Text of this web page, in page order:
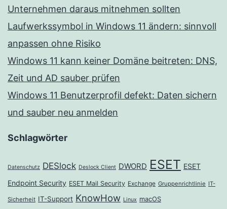
Unternehmen daraus mitnehmen sollten
Laufwerkssymbol in Windows 11 ändern: sinnvoll
anpassen ohne Risiko
Windows 11 kann keiner Domäne beitreten: DNS,
Zeit und AD sauber prüfen
Windows 11 Benutzerprofil defekt: Daten sichern
und sauber neu anmelden
Schlagwörter
Datenschutz DESlock Deslock Client DWORD ESET ESET
Endpoint Security ESET Mail Security Exchange Gruppenrichtlinie IT-
Sicherheit IT-Support KnowHow Linux macOS